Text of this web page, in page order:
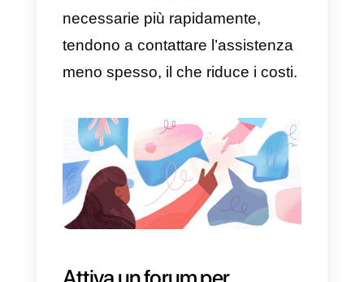
e tagli i costi. Per creare una
buona pagina FAQ,pensa a
come i cui i tuoi clienti sono soliti
interagire con il tuo prodotto o
casi in cui possono aver bisogno
del tuo servizio, e crea guide
informative.
Anzi, fai anche più del dovuto e